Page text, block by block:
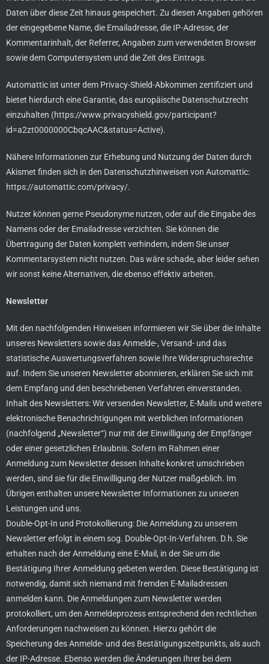
Daten über diese Zeit hinaus gespeichert. Zu diesen Angaben gehören
der eingegebene Name, die Emailadresse, die IP-Adresse, der
Kommentarinhalt, der Referrer, Angaben zum verwendeten Browser
sowie dem Computersystem und die Zeit des Eintrags.
Automattic ist unter dem Privacy-Shield-Abkommen zertifiziert und
bietet hierdurch eine Garantie, das europäische Datenschutzrecht
einzuhalten (https://www.privacyshield.gov/participant?
id=a2zt0000000CbqcAAC&status=Active).
Nähere Informationen zur Erhebung und Nutzung der Daten durch
Akismet finden sich in den Datenschutzhinweisen von Automattic:
https://automattic.com/privacy/.
Nutzer können gerne Pseudonyme nutzen, oder auf die Eingabe des
Namens oder der Emailadresse verzichten. Sie können die
Übertragung der Daten komplett verhindern, indem Sie unser
Kommentarsystem nicht nutzen. Das wäre schade, aber leider sehen
wir sonst keine Alternativen, die ebenso effektiv arbeiten.
Newsletter
Mit den nachfolgenden Hinweisen informieren wir Sie über die Inhalte
unseres Newsletters sowie das Anmelde-, Versand- und das
statistische Auswertungsverfahren sowie Ihre Widerspruchsrechte
auf. Indem Sie unseren Newsletter abonnieren, erklären Sie sich mit
dem Empfang und den beschriebenen Verfahren einverstanden.
Inhalt des Newsletters: Wir versenden Newsletter, E-Mails und weitere
elektronische Benachrichtigungen mit werblichen Informationen
(nachfolgend „Newsletter“) nur mit der Einwilligung der Empfänger
oder einer gesetzlichen Erlaubnis. Sofern im Rahmen einer
Anmeldung zum Newsletter dessen Inhalte konkret umschrieben
werden, sind sie für die Einwilligung der Nutzer maßgeblich. Im
Übrigen enthalten unsere Newsletter Informationen zu unseren
Leistungen und uns.
Double-Opt-In und Protokollierung: Die Anmeldung zu unserem
Newsletter erfolgt in einem sog. Double-Opt-In-Verfahren. D.h. Sie
erhalten nach der Anmeldung eine E-Mail, in der Sie um die
Bestätigung Ihrer Anmeldung gebeten werden. Diese Bestätigung ist
notwendig, damit sich niemand mit fremden E-Mailadressen
anmelden kann. Die Anmeldungen zum Newsletter werden
protokolliert, um den Anmeldeprozess entsprechend den rechtlichen
Anforderungen nachweisen zu können. Hierzu gehört die
Speicherung des Anmelde- und des Bestätigungszeitpunkts, als auch
der IP-Adresse. Ebenso werden die Änderungen Ihrer bei dem